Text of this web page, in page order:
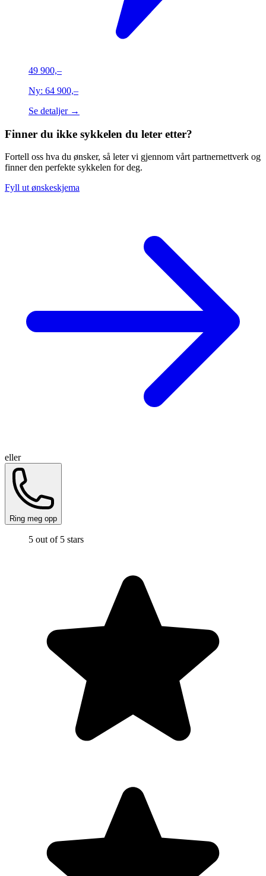
49 900,–
Ny: 64 900,–
Se detaljer →
Finner du ikke sykkelen du leter etter?
Fortell oss hva du ønsker, så leter vi gjennom vårt partnernettverk og
finner den perfekte sykkelen for deg.
Fyll ut ønskeskjema
eller
Ring meg opp
5 out of 5 stars